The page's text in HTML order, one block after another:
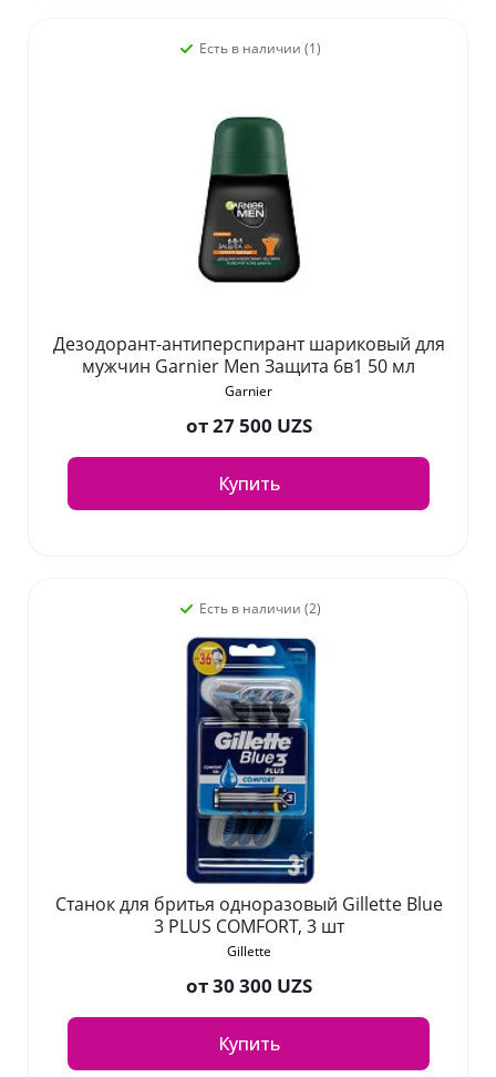
Есть в наличии (1)
Дезодорант-антиперспирант шариковый для
мужчин Garnier Men Защита 6в1 50 мл
Garnier
от27 500 UZS
Купить
Есть в наличии (2)
Станок для бритья одноразовый Gillette Blue
3 PLUS COMFORT, 3 шт
Gillette
от30 300 UZS
Купить